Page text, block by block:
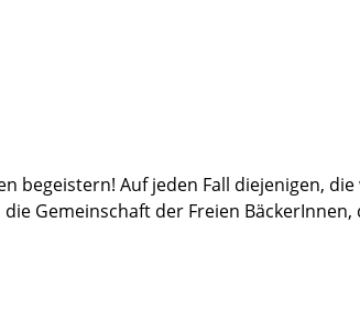
begeistern! Auf jeden Fall diejenigen,
Gemeinschaft der Freien BäckerInnen,